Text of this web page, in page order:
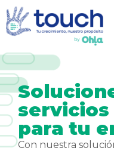
para tu
Con nuestra